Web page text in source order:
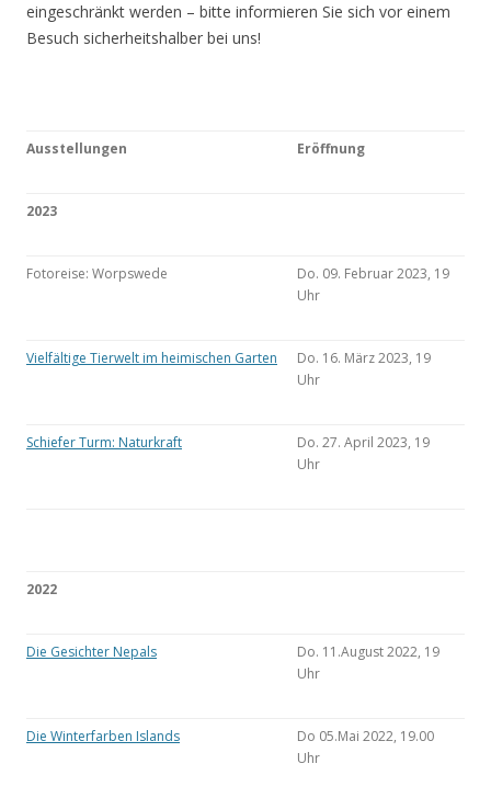
eingeschränkt werden – bitte informieren Sie sich vor einem
Besuch sicherheitshalber bei uns!
Ausstellungen Eröffnung
2023
Fotoreise: Worpswede
Do. 09. Februar 2023, 19
Uhr
Vielfältige Tierwelt im heimischen Garten
Do. 16. März 2023, 19
Uhr
Schiefer Turm: Naturkraft
Do. 27. April 2023, 19
Uhr
2022
Die Gesichter Nepals
Do. 11.August 2022, 19
Uhr
Die Winterfarben Islands
Do 05.Mai 2022, 19.00
Uhr